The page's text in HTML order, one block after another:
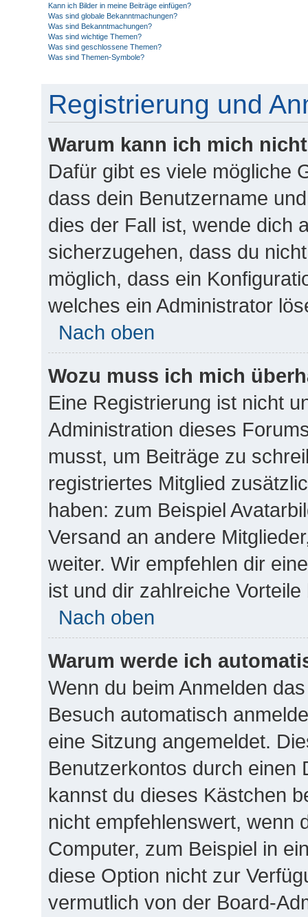
Kann ich Bilder in meine Beiträge einfügen?
Was sind globale Bekanntmachungen?
Was sind Bekanntmachungen?
Was sind wichtige Themen?
Was sind geschlossene Themen?
Was sind Themen-Symbole?
Registrierung und
Warum kann ich mich
Dafür gibt es viele mögliche
dass dein Benutzername
dies der Fall ist, wende dich
sicherzugehen, dass du
möglich, dass ein
welches ein Administrator
Nach oben
Wozu muss ich mich
Eine Registrierung ist nicht
Administration dieses
musst, um Beiträge zu
registriertes Mitglied
haben: zum Beispiel
Versand an andere
weiter. Wir empfehlen dir
ist und dir zahlreiche Vorteile
Nach oben
Warum werde ich
Wenn du beim Anmelden
Besuch automatisch
eine Sitzung angemeldet.
Benutzerkontos durch einen
kannst du dieses Kästchen
nicht empfehlenswert, wenn
Computer, zum Beispiel in
diese Option nicht zur
vermutlich von der Board-